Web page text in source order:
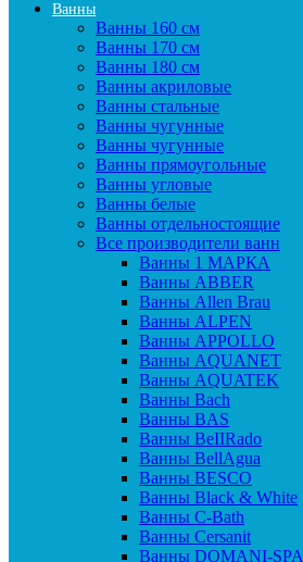
Ванны
Ванны 160 см
Ванны 170 см
Ванны 180 см
Ванны акриловые
Ванны стальные
Ванны чугунные
Ванны чугунные
Ванны прямоугольные
Ванны угловые
Ванны белые
Ванны отдельностоящие
Все производители ванн
Ванны 1 МАРКА
Ванны ABBER
Ванны Allen Brau
Ванны ALPEN
Ванны APPOLLO
Ванны AQUANET
Ванны AQUATEK
Ванны Bach
Ванны BAS
Ванны BeIIRado
Ванны BellAgua
Ванны BESCO
Ванны Black & White
Ванны C-Bath
Ванны Cersanit
Ванны DOMANI-SPA